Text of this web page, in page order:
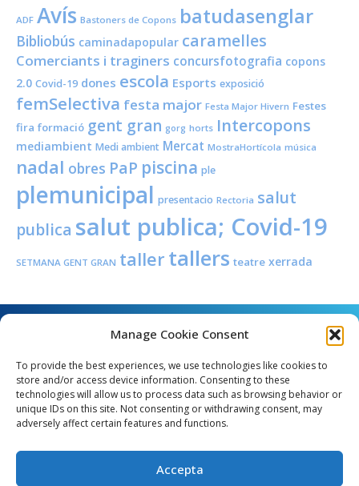
Manage Cookie Consent
To provide the best experiences, we use technologies like cookies to
store and/or access device information. Consenting to these
technologies will allow us to process data such as browsing behavior or
unique IDs on this site. Not consenting or withdrawing consent, may
adversely affect certain features and functions.
Accepta
ADF Avís Bastoners de Copons batudasenglar
Bibliobús caminadapopular caramelles
Comerciants i traginers concursfotografia copons
2.0 Covid-19 dones escola Esports exposició
femSelectiva festa major Festa Major Hivern Festes
fira formació gent gran gorg horts Intercopons
mediambient Medi ambient Mercat MostraHortícola música
nadal obres PaP piscina ple
plemunicipal presentacio Rectoria salut
publica salut publica; Covid-19
SETMANA GENT GRAN taller tallers teatre xerrada
Angel Guimerà, 8 - 08289 Copons
e_mail: copons@copons.cat